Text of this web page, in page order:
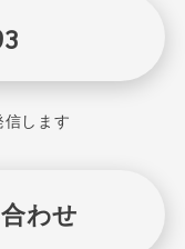
します
わせ